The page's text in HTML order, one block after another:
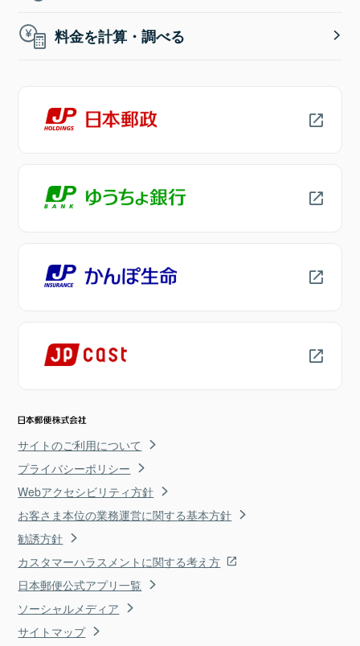
料金を計算・調べる
サイトのご利用について
プライバシーポリシー
Webアクセシビリティ方針
お客さま本位の業務運営に関する基本方針
勧誘方針
カスタマーハラスメントに関する考え方
日本郵便公式アプリ一覧
ソーシャルメディア
サイトマップ